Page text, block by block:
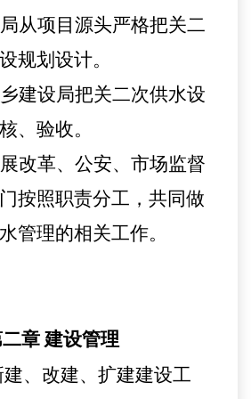
从项目源头严格把关二
规划设计。
建设局把关二次供水设
、验收。
改革、 公安、 市场监督
按照职责分工 ，共同做
管理的相关工作。
章 建设管理
建、改建、扩建建设工